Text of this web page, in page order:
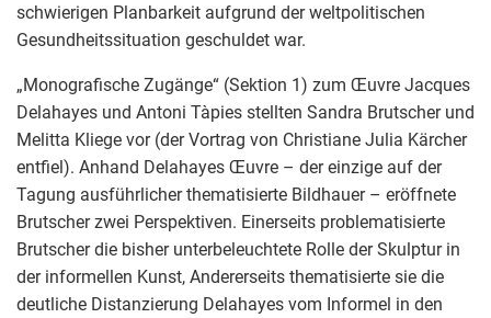
schwierigen Planbarkeit aufgrund der weltpolitischen
Gesundheitssituation geschuldet war.
„Monografische Zugänge“ (Sektion 1) zum Œuvre Jacques
Delahayes und Antoni Tàpies stellten Sandra Brutscher und
Melitta Kliege vor (der Vortrag von Christiane Julia Kärcher
entfiel). Anhand Delahayes Œuvre – der einzige auf der
Tagung ausführlicher thematisierte Bildhauer – eröffnete
Brutscher zwei Perspektiven. Einerseits problematisierte
Brutscher die bisher unterbeleuchtete Rolle der Skulptur in
der informellen Kunst, Andererseits thematisierte sie die
deutliche Distanzierung Delahayes vom Informel in den